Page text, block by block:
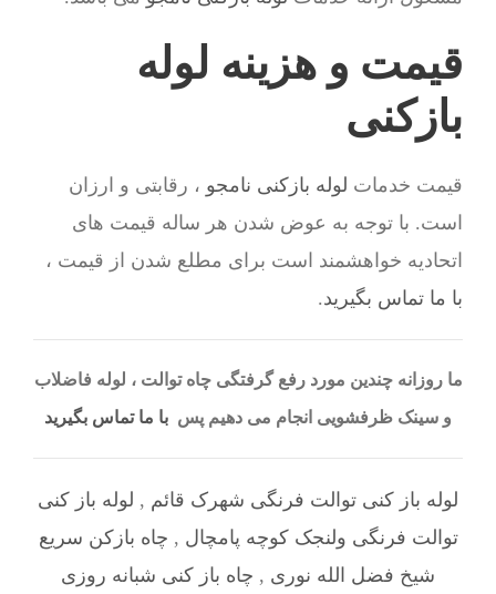
قیمت و هزینه لوله
بازکنی
قیمت خدمات لوله بازکنی نامجو ، رقابتی و ارزان
است. با توجه به عوض شدن هر ساله قیمت های
اتحادیه خواهشمند است برای مطلع شدن از قیمت ،
با ما تماس بگیرید.
ما روزانه چندین مورد رفع گرفتگی چاه توالت ، لوله فاضلاب
و سینک ظرفشویی انجام می دهیم پس با ما تماس بگیرید
لوله باز کنی توالت فرنگی شهرک قائم , لوله باز کنی
توالت فرنگی ولنجک کوچه پامچال , چاه بازکن سریع
شیخ فضل الله نوری , چاه باز کنی شبانه روزی